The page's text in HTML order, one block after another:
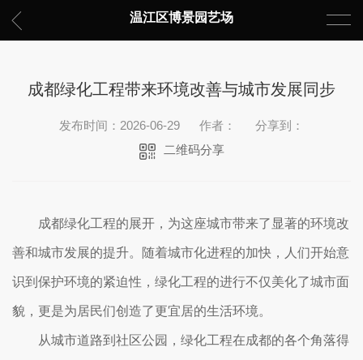
温江区博景园艺场
成都绿化工程带来环境改善与城市发展同步
发布时间：2026-06-29 作者：
分享到：
二维码分享
成都绿化工程的展开，为这座城市带来了显著的环境改
善和城市发展的提升。随着城市化进程的加快，人们开始意
识到保护环境的紧迫性，绿化工程的进行不仅美化了城市面
貌，更是为居民们创造了更宜居的生活环境。
从城市道路到社区公园，绿化工程在成都的各个角落得